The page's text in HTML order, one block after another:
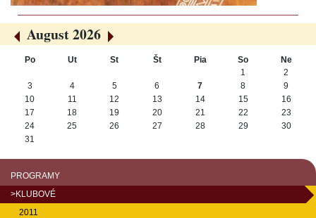
«
August 2026
»
Po Ut St Št Pia So
Ne
1
2
3
4 5 6 7 8
9
10
11 12 13 14 15
16
17
18 19 20 21 22
23
24
25 26 27 28 29
30
31
PROGRAMY
>KLUBOVÉ
2011